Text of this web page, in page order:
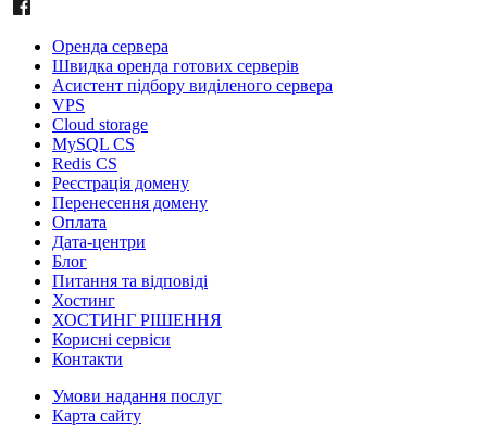
Оренда сервера
Швидка оренда готових серверів
Асистент підбору виділеного сервера
VPS
Cloud storage
MySQL CS
Redis CS
Реєстрація домену
Перенесення домену
Оплата
Дата-центри
Блог
Питання та відповіді
Хостинг
ХОСТИНГ РІШЕННЯ
Корисні сервіси
Контакти
Умови надання послуг
Карта сайту